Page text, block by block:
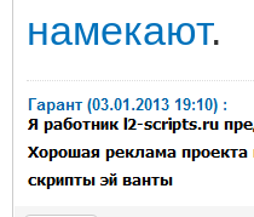
намекают.